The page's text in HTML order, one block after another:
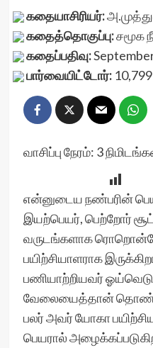
கதையாசிரியர்:
கதைத்தொகுப்பு:சமூக
கதைப்பதிவு:
பார்வையிட்டோர்:10,799
வாசிப்பு நேரம்: 3
என்னுடைய நண்பரின்
இயற்பெயர், பெற்றோர்
வருடங்களாக
பயிற்சியாளராக
பணியாற்றியவர்
வேலையைத்தான்
பலர் அவர் யோகா
பெயரால்